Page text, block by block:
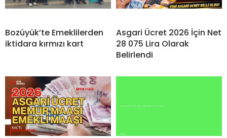
Bozüyük’te Emeklilerden
iktidara kırmızı kart
Asgari Ücret 2026 İçin Net
28 075 Lira Olarak
Belirlendi